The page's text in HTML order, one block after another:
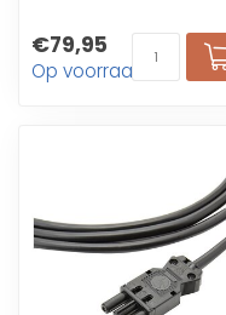
€79,95
Op voorraad